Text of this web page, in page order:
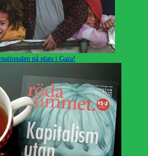
på plats i Gaza!